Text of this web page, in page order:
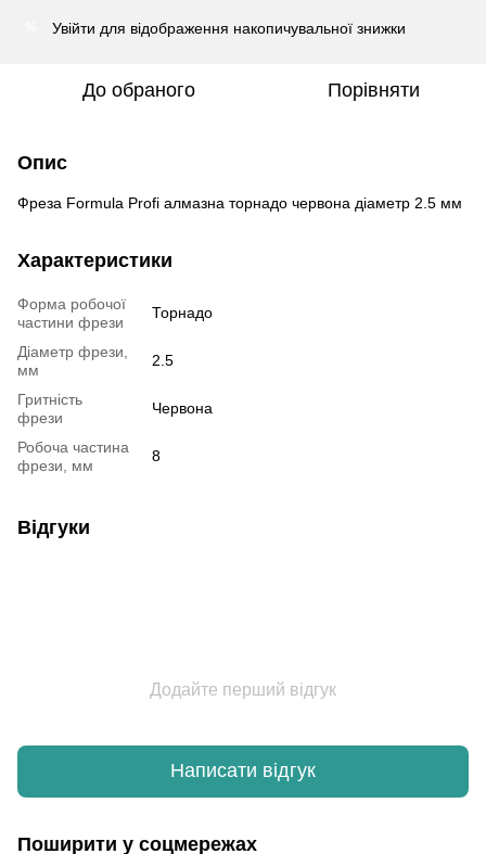
Увійти для відображення накопичувальної знижки
До обраного Порівняти
Опис
Фреза Formula Profi алмазна торнадо червона діаметр 2.5 мм
Характеристики
Форма робочої
частини фрези
Торнадо
Діаметр фрези,
мм
2.5
Гритність
фрези
Червона
Робоча частина
фрези, мм
8
Відгуки
Додайте перший відгук
Написати відгук
Поширити у соцмережах